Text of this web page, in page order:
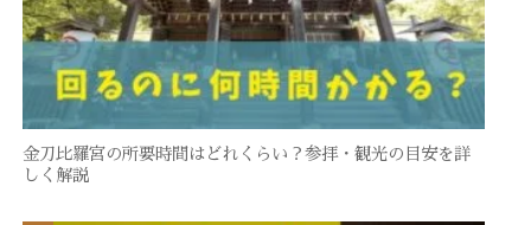
金刀比羅宮の所要時間はどれくらい？参拝・観光の目安を詳
しく解説